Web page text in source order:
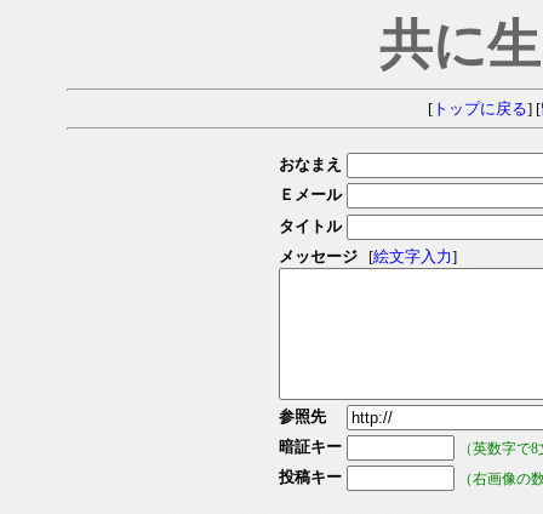
共に
[トップに戻る] [
おなまえ
Ｅメール
タイトル
メッセージ
[絵文字入力]
参照先
暗証キー
（英数字で
投稿キー （右画像の